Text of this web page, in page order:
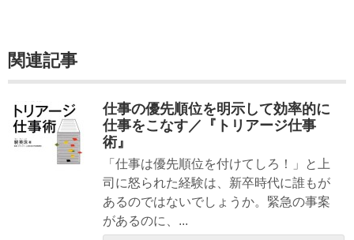
関連記事
仕事の優先順位を明示して効率的に
仕事をこなす／『トリアージ仕事
術』
「仕事は優先順位を付けてしろ！」と上
司に怒られた経験は、新卒時代に誰もが
あるのではないでしょうか。緊急の事案
があるのに、...